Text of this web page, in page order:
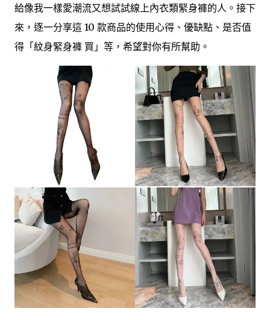
給像我一樣愛潮流又想試試線上內衣類緊身褲的人。接下
來，逐一分享這 10 款商品的使用心得、優缺點、是否值
得「紋身緊身褲 買」等，希望對你有所幫助。